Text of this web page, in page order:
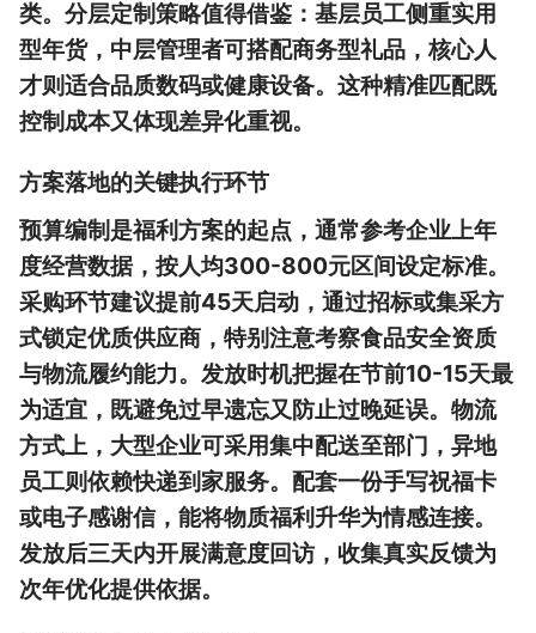
类。分层定制策略值得借鉴：基层员工侧重实用
型年货，中层管理者可搭配商务型礼品，核心人
才则适合品质数码或健康设备。这种精准匹配既
控制成本又体现差异化重视。
方案落地的关键执行环节
预算编制是福利方案的起点，通常参考企业上年
度经营数据，按人均300-800元区间设定标准。
采购环节建议提前45天启动，通过招标或集采方
式锁定优质供应商，特别注意考察食品安全资质
与物流履约能力。发放时机把握在节前10-15天最
为适宜，既避免过早遗忘又防止过晚延误。物流
方式上，大型企业可采用集中配送至部门，异地
员工则依赖快递到家服务。配套一份手写祝福卡
或电子感谢信，能将物质福利升华为情感连接。
发放后三天内开展满意度回访，收集真实反馈为
次年优化提供依据。